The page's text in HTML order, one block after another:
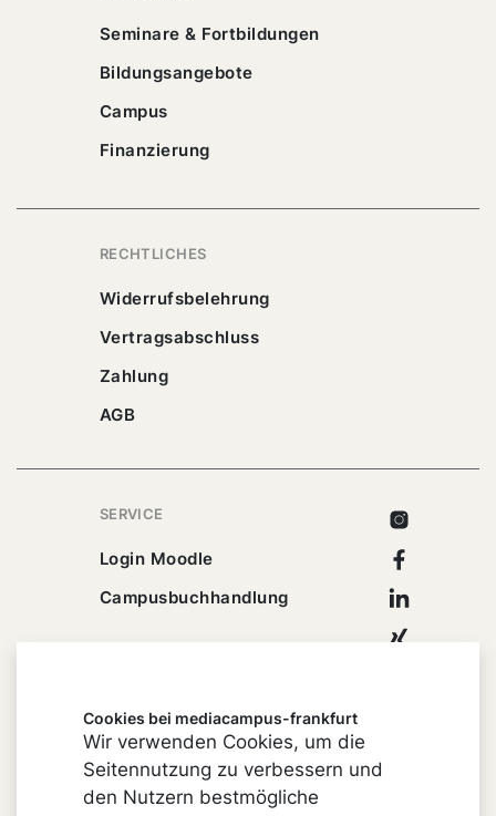
Seminare & Fortbildungen
Bildungsangebote
Campus
Finanzierung
RECHTLICHES
Widerrufsbelehrung
Vertragsabschluss
Zahlung
AGB
SERVICE
Login Moodle
Campusbuchhandlung
Instagram
Facebook
Linkedin
Xing
Impressum
Cookies bei mediacampus-frankfurt
Wir verwenden Cookies, um die
Seitennutzung zu verbessern und
den Nutzern bestmögliche